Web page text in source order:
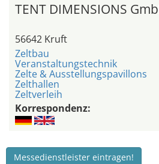
TENT DIMENSIONS
56642 Kruft
Zeltbau
Veranstaltungstechnik
Zelte & Ausstellungspavillons
Zelthallen
Zeltverleih
Korrespondenz:
Messedienstleister eintragen!